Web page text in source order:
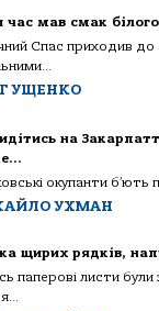
час мав смак
Спас приходив до
УЩЕНКО
на
окупанти б’ють
УХМАН
щирих рядків,
паперові листи